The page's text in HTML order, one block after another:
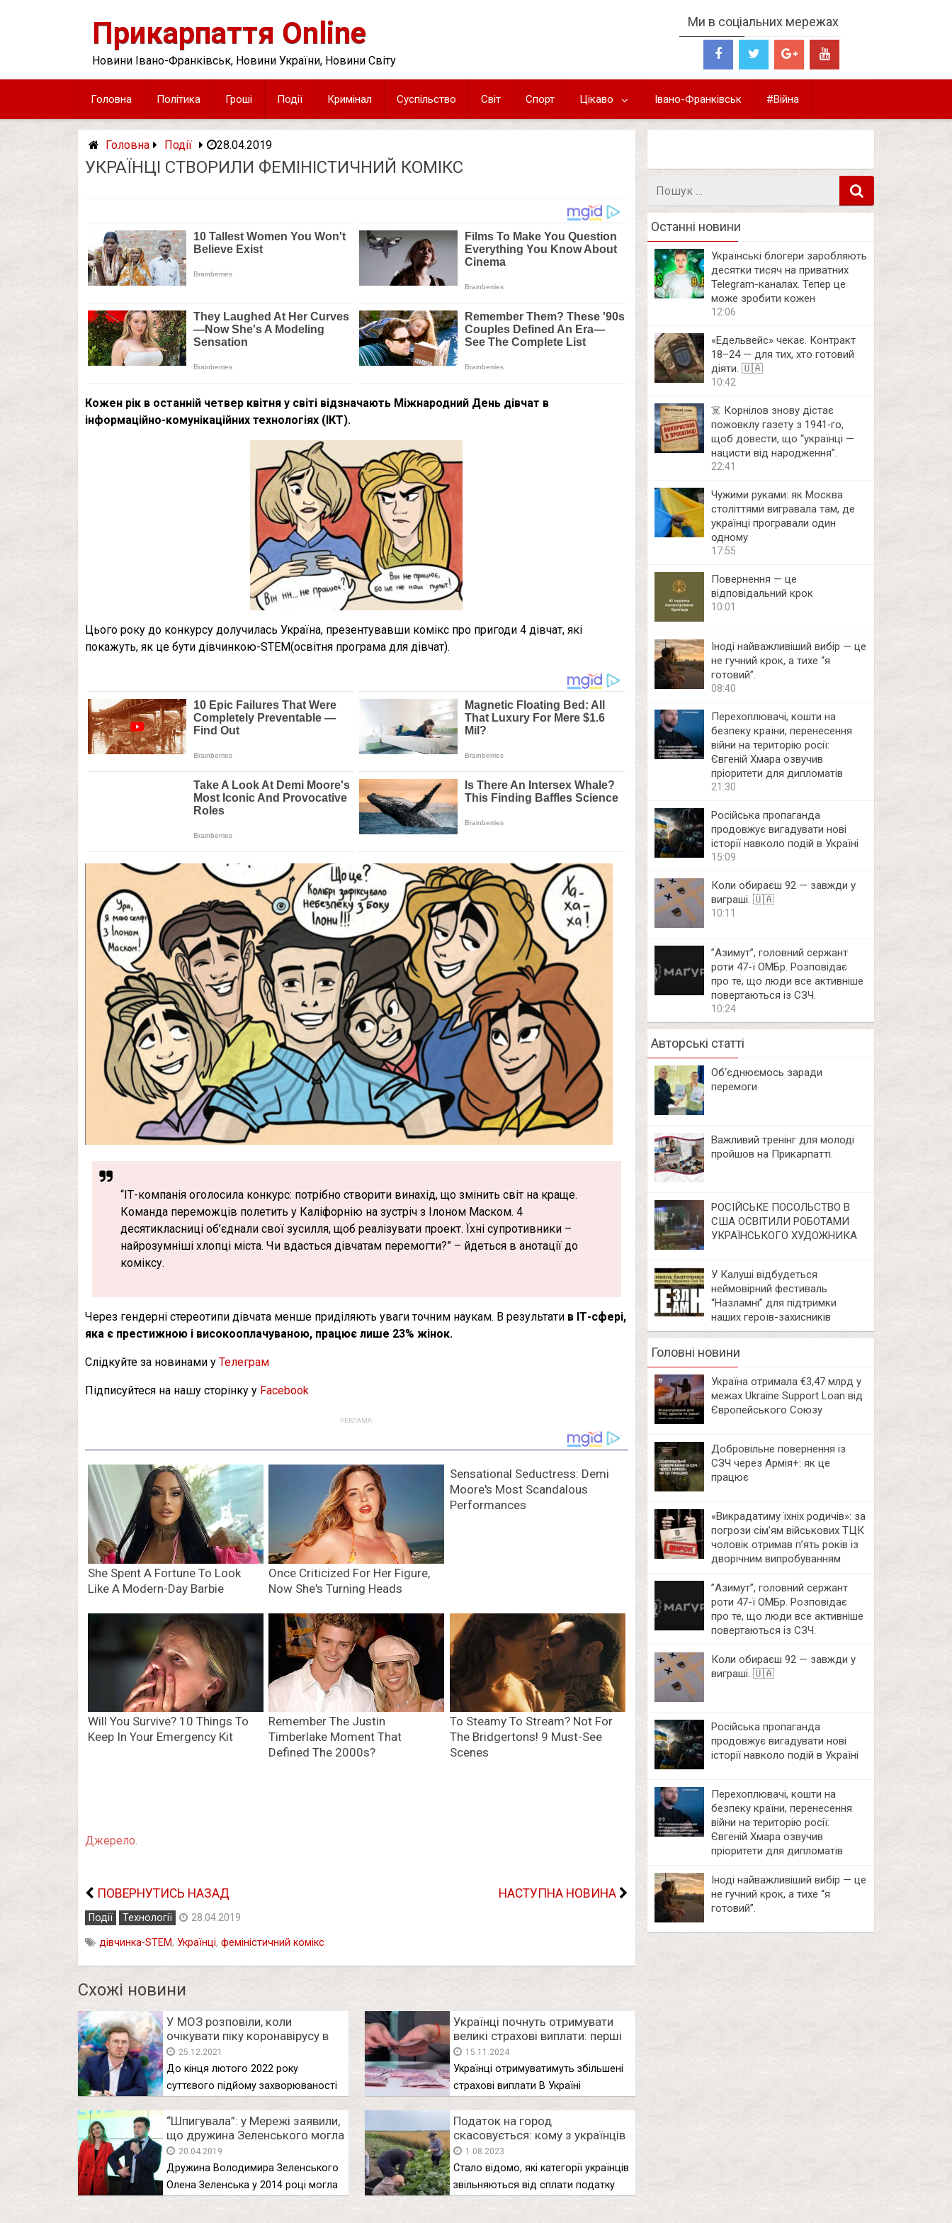
Прикарпаття Online
Новини Івано-Франківськ, Новини України, Новини Світу
Ми в соціальних мережах
Головна Політика Гроші Події Кримінал Суспільство Світ Спорт Цікаво Івано-Франківськ #Війна
Головна Події 28.04.2019
УКРАЇНЦІ СТВОРИЛИ ФЕМІНІСТИЧНИЙ КОМІКС
Кожен рік в останній четвер квітня у світі відзначають Міжнародний День дівчат в
інформаційно-комунікаційних технологіях (ІКТ).
Цього року до конкурсу долучилась Україна, презентувавши комікс про пригоди 4 дівчат, які
покажуть, як це бути дівчинкою-STEM(освітня програма для дівчат).
“ІТ-компанія оголосила конкурс: потрібно створити винахід, що змінить світ на краще.
Команда переможців полетить у Каліфорнію на зустріч з Ілоном Маском. 4
десятикласниці об’єднали свої зусилля, щоб реалізувати проект. Їхні супротивники –
найрозумніші хлопці міста. Чи вдасться дівчатам перемогти?” – йдеться в анотації до
коміксу.
Через гендерні стереотипи дівчата менше приділяють уваги точним наукам. В результати в ІТ-сфері,
яка є престижною і високооплачуваною, працює лише 23% жінок.
Слідкуйте за новинами у Телеграм
Підписуйтеся на нашу сторінку у Facebook
РЕКЛАМА:
Джерело.
ПОВЕРНУТИСЬ НАЗАД НАСТУПНА НОВИНА
Події Технології 28.04.2019
дівчинка-STEM, Українці, феміністичний комікс
Схожі новини
У МОЗ розповіли, коли
очікувати піку коронавірусу в
Україні у 2022 році
25.12.2021
До кінця лютого 2022 року
суттєвого підйому захворюваності
Українці почнуть отримувати
великі страхові виплати: перші
подробиці про реформу
15.11.2024
Українці отримуватимуть збільшені
страхові виплати В Україні
соціального …
“Шпигувала”: у Мережі заявили,
що дружина Зеленського могла
повідомляти про пересування
українських військ
20.04.2019
Дружина Володимира Зеленського
Олена Зеленська у 2014 році могла
Податок на город
скасовується: кому з українців
дозволили не платити за землю
2023 року
1.08.2023
Стало відомо, які категорії українців
звільняються від сплати податку
Останні новини
Українські блогери заробляють
десятки тисяч на приватних
Telegram-каналах. Тепер це
може зробити кожен
12:06
«Едельвейс» чекає. Контракт
18–24 — для тих, хто готовий
діяти. 🇺🇦
10:42
☠️ Корнілов знову дістає
пожовклу газету з 1941‑го,
щоб довести, що “українці —
нацисти від народження”.
22:41
Чужими руками: як Москва
століттями вигравала там, де
українці програвали один
одному
17:55
Повернення — це
відповідальний крок
10:01
Іноді найважливіший вибір — це
не гучний крок, а тихе “я
готовий”.
08:40
Перехоплювачі, кошти на
безпеку країни, перенесення
війни на територію росії:
Євгеній Хмара озвучив
пріоритети для дипломатів
21:30
Російська пропаганда
продовжує вигадувати нові
історії навколо подій в Україні
15:09
Коли обираєш 92 — завжди у
виграші. 🇺🇦
10:11
⁨”Азимут”, головний сержант
роти 47-ї ОМБр. Розповідає
про те, що люди все активніше
повертаються із СЗЧ.
10:24
Авторські статті
Об‘єднюємось заради
перемоги
Важливий тренінг для молоді
пройшов на Прикарпатті.
РОСІЙСЬКЕ ПОСОЛЬСТВО В
США ОСВІТИЛИ РОБОТАМИ
УКРАЇНСЬКОГО ХУДОЖНИКА
У Калуші відбудеться
неймовірний фестиваль
“Назламні” для підтримки
наших героїв-захисників
Головні новини
Україна отримала €3,47 млрд у
межах Ukraine Support Loan від
Європейського Союзу
Добровільне повернення із
СЗЧ через Армія+: як це
працює
«Викрадатиму їхніх родичів»: за
погрози сім’ям військових ТЦК
чоловік отримав п’ять років із
дворічним випробуванням
⁨”Азимут”, головний сержант
роти 47-ї ОМБр. Розповідає
про те, що люди все активніше
повертаються із СЗЧ.
Коли обираєш 92 — завжди у
виграші. 🇺🇦
Російська пропаганда
продовжує вигадувати нові
історії навколо подій в Україні
Перехоплювачі, кошти на
безпеку країни, перенесення
війни на територію росії:
Євгеній Хмара озвучив
пріоритети для дипломатів
Іноді найважливіший вибір — це
не гучний крок, а тихе “я
готовий”.